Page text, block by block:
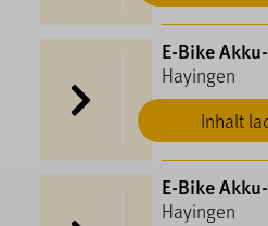
Inhalt
E-Bike
Hayingen
E-Bike
Hayingen